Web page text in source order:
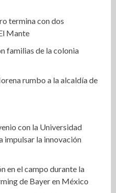
termina con dos
Mante
familias de la colonia
rumbo a la alcaldía de
con la Universidad
impulsar la innovación
en el campo durante la
de Bayer en México